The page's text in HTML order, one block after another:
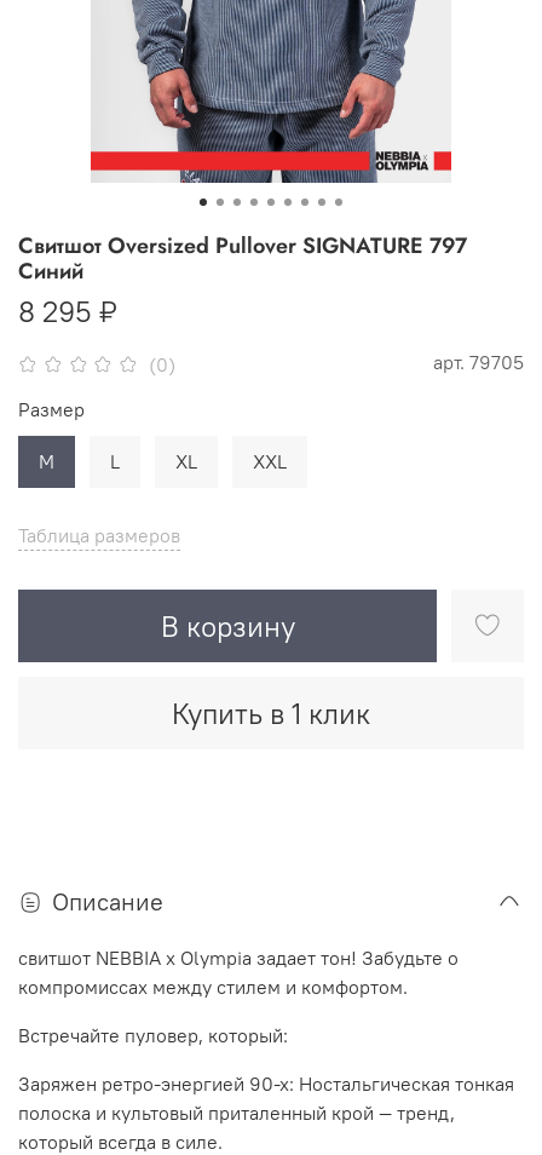
(0) арт. 79705
Свитшот Oversized Pullover SIGNATURE 797
Синий
8 295 ₽
Таблица размеров
В корзину
Купить в 1 клик
Размер
M L XL XXL
Описание
свитшот NEBBIA x Olympia задает тон! Забудьте о
компромиссах между стилем и комфортом.
Встречайте пуловер, который:
Заряжен ретро-энергией 90-х: Ностальгическая тонкая
полоска и культовый приталенный крой — тренд,
который всегда в силе.